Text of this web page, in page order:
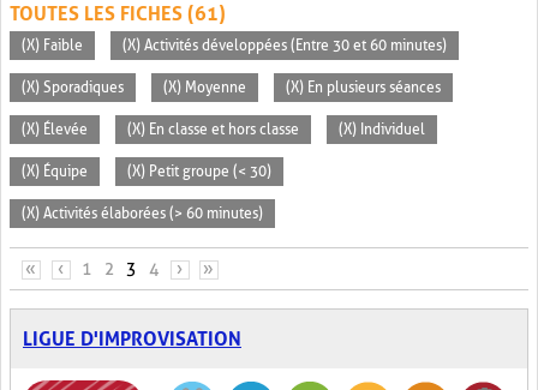
TOUTES LES FICHES (61)
(X) Faible (X) Activités développées (Entre 30 et 60 minutes)
(X) Sporadiques (X) Moyenne (X) En plusieurs séances
(X) Élevée (X) En classe et hors classe (X) Individuel
(X) Équipe (X) Petit groupe (< 30)
(X) Activités élaborées (> 60 minutes)
PAGES
« ‹ 1 2 3 4 › »
LIGUE D'IMPROVISATION